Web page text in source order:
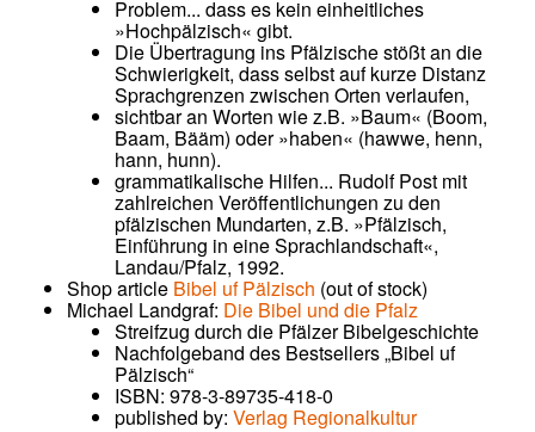
Problem... dass es kein einheitliches
»Hochpälzisch« gibt.
Die Übertragung ins Pfälzische stößt an die
Schwierigkeit, dass selbst auf kurze Distanz
Sprachgrenzen zwischen Orten verlaufen,
sichtbar an Worten wie z.B. »Baum« (Boom,
Baam, Bääm) oder »haben« (hawwe, henn,
hann, hunn).
grammatikalische Hilfen... Rudolf Post mit
zahlreichen Veröffentlichungen zu den
pfälzischen Mundarten, z.B. »Pfälzisch,
Einführung in eine Sprachlandschaft«,
Landau/Pfalz, 1992.
Shop article Bibel uf Pälzisch (out of stock)
Michael Landgraf: Die Bibel und die Pfalz
Streifzug durch die Pfälzer Bibelgeschichte
Nachfolgeband des Bestsellers „Bibel uf
Pälzisch“
ISBN: 978-3-89735-418-0
published by: Verlag Regionalkultur